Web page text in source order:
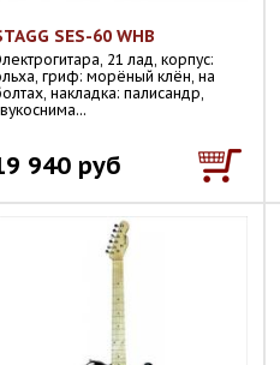
SES-60 WHB
21 лад, корпус:
гриф: морёный клён, на
накладка: палисандр,
940 руб